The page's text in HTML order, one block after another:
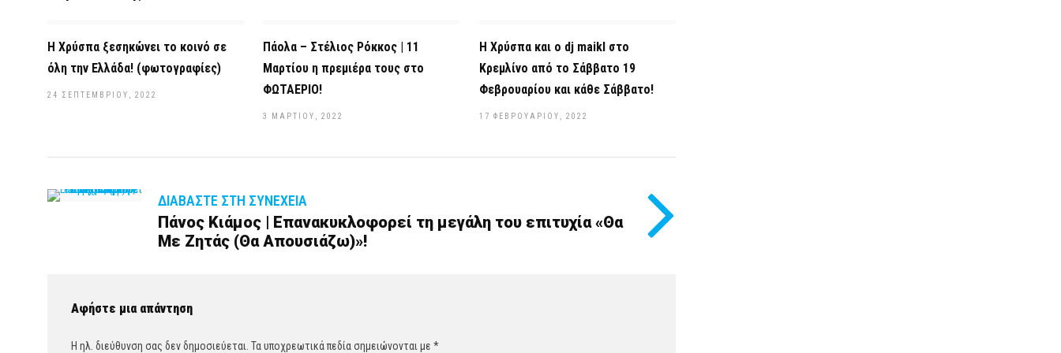
Η Χρύσπα ξεσηκώνει το κοινό σε
όλη την Ελλάδα! (φωτογραφίες)
24 ΣΕΠΤΕΜΒΡΊΟΥ, 2022
Πάολα – Στέλιος Ρόκκος | 11
Μαρτίου η πρεμιέρα τους στο
ΦΩΤΑΕΡΙΟ!
3 ΜΑΡΤΊΟΥ, 2022
Η Χρύσπα και ο dj maikl στο
Κρεμλίνο από το Σάββατο 19
Φεβρουαρίου και κάθε Σάββατο!
17 ΦΕΒΡΟΥΑΡΊΟΥ, 2022
ΔΙΑΒΆΣΤΕ ΣΤΗ ΣΥΝΈΧΕΙΑ
Πάνος Κιάμος | Επανακυκλοφορεί τη μεγάλη του επιτυχία «Θα
Με Ζητάς (Θα Απουσιάζω)»!
Αφήστε μια απάντηση
Η ηλ. διεύθυνση σας δεν δημοσιεύεται. Τα υποχρεωτικά πεδία σημειώνονται με *